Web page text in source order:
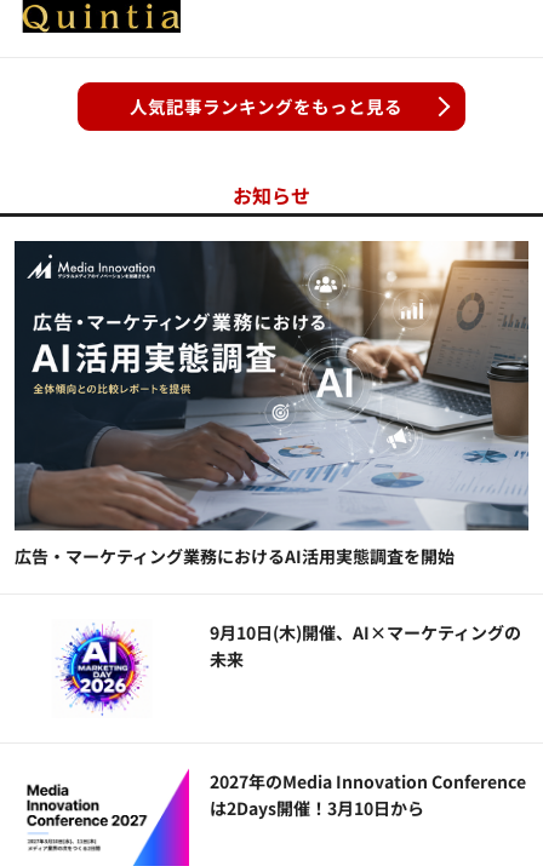
人気記事ランキングをもっと見る
お知らせ
広告・マーケティング業務におけるAI活用実態調査を開始
9月10日(木)開催、AI×マーケティングの
未来
2027年のMedia Innovation Conference
は2Days開催！3月10日から